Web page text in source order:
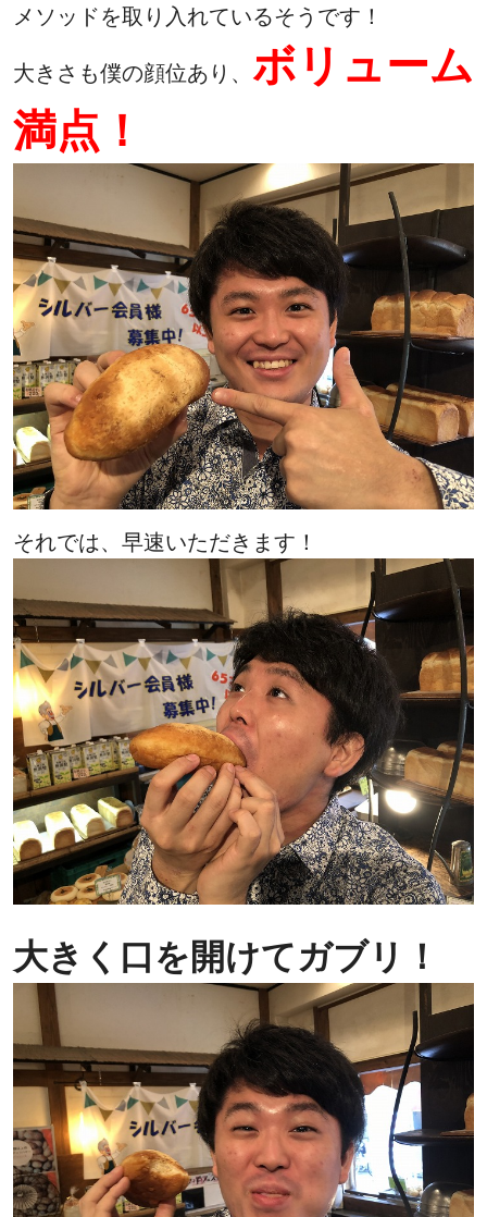
メソッドを取り入れているそうです！
大きさも僕の顔位あり、 ボリューム
満点！
それでは、早速いただきます！
大きく口を開けてガブリ！